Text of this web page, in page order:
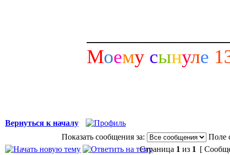
Моему сынуле
Вернуться к началу
Показать сообщения за:
Поле
Страница 1 из 1 [